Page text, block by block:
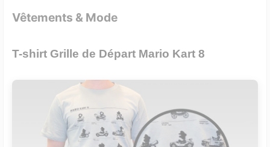
Vêtements & Mode
T-shirt Grille de Départ Mario Kart 8